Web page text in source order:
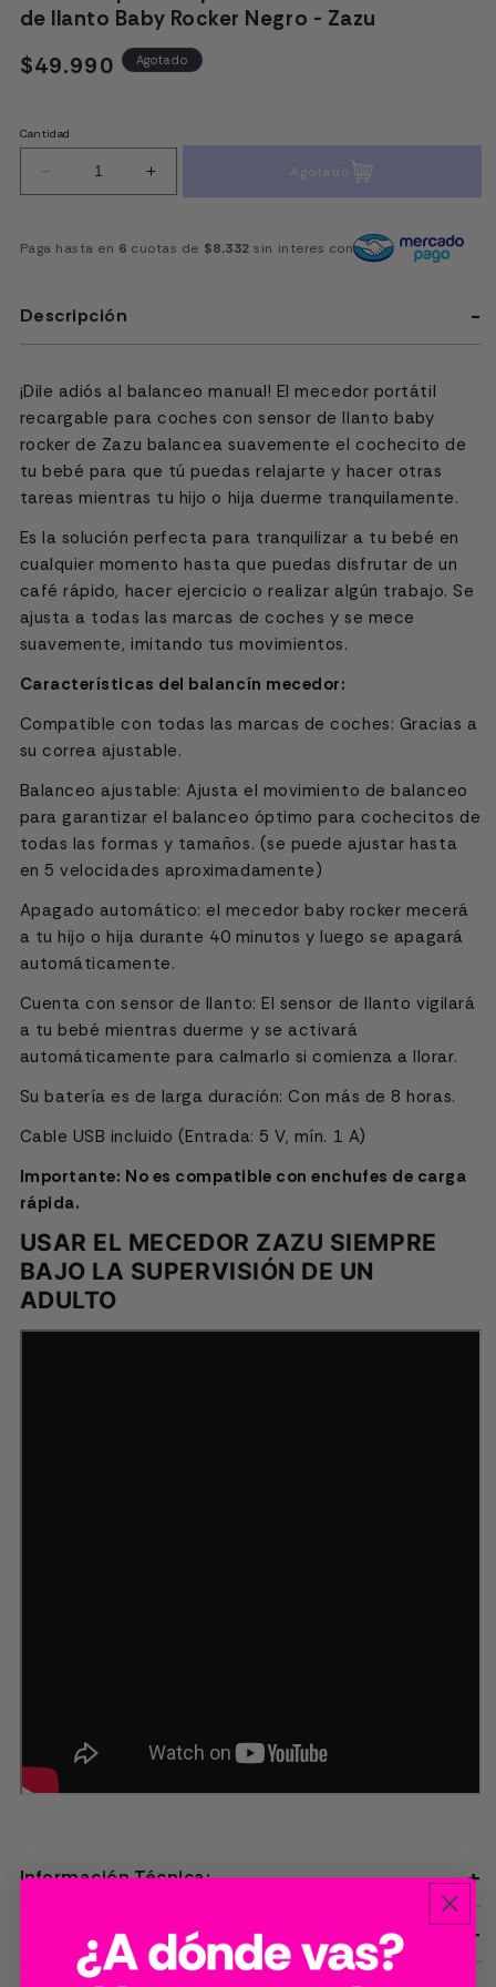
de llanto Baby Rocker Negro - Zazu
Precio
$49.990 Agotado
Cantidad
Reducir
cantidad
Mecedor
coches
con
sensor
llanto
Baby
Rocker
Negro
-
Zazu
Aumentar
cantidad
Mecedor
sensor
llanto
Baby
Negro
-
Zazu
Agotado
Paga hasta en 6 cuotas de $8.332sin interes con
Descripción
¡Dile adiós al balanceo manual! El mecedor portátil
recargable para coches con sensor de llanto baby
rocker de Zazu balancea suavemente el cochecito de
tu bebé para que tú puedas relajarte y hacer otras
tareas mientras tu hijo o hija duerme tranquilamente.
Es la solución perfecta para tranquilizar a tu bebé en
cualquier momento hasta que puedas disfrutar de un
café rápido, hacer ejercicio o realizar algún trabajo. Se
ajusta a todas las marcas de coches y se mece
suavemente, imitando tus movimientos.
Características del balancín mecedor:
Compatible con todas las marcas de coches: Gracias a
su correa ajustable.
Balanceo ajustable: Ajusta el movimiento de balanceo
para garantizar el balanceo óptimo para cochecitos de
todas las formas y tamaños. (se puede ajustar hasta
en 5 velocidades aproximadamente)
Apagado automático: el mecedor baby rocker mecerá
a tu hijo o hija durante 40 minutos y luego se apagará
automáticamente.
Cuenta con sensor de llanto:El sensor de llanto vigilará
a tu bebé mientras duerme y se activará
automáticamente para calmarlo si comienza a llorar.
Su batería es de larga duración: Conmás de 8 horas.
Cable USB incluido (Entrada: 5 V, mín. 1 A)
Importante: No es compatible con enchufes de carga
rápida.
USAR EL MECEDOR ZAZU SIEMPRE
BAJO LA SUPERVISIÓN DE UN
ADULTO
Información Técnica:
Tiempos de entrega